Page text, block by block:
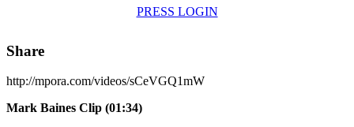
PRESS LOGIN
Share
http://mpora.com/videos/sCeVGQ1mW
Mark Baines Clip (01:34)